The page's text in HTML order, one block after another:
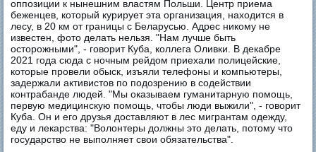
оппозиции к нынешним властям Польши. Центр приема
беженцев, который курирует эта организация, находится в
лесу, в 20 км от границы с Беларусью. Адрес никому не
известен, фото делать нельзя. "Нам лучше быть
осторожными", - говорит Куба, коллега Оливки. В декабре
2021 года сюда с ночным рейдом приехали полицейские,
которые провели обыск, изъяли телефоны и компьютеры,
задержали активистов по подозрению в содействии
контрабанде людей. "Мы оказываем гуманитарную помощь,
первую медицинскую помощь, чтобы люди выжили", - говорит
Куба. Он и его друзья доставляют в лес мигрантам одежду,
еду и лекарства: "Волонтеры должны это делать, потому что
государство не выполняет свои обязательства".